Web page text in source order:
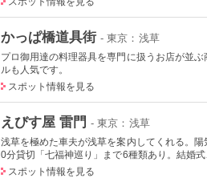
かっぱ橋道具街 - 東京：浅草
プロ御用達の料理器具を専門に扱うお店が並
ルも人気です。
スポット情報を見る
えびす屋 雷門 - 東京：浅草
浅草を極めた車夫が浅草を案内してくれる。
0分貸切「七福神巡り」まで6種類あり。結婚
スポット情報を見る